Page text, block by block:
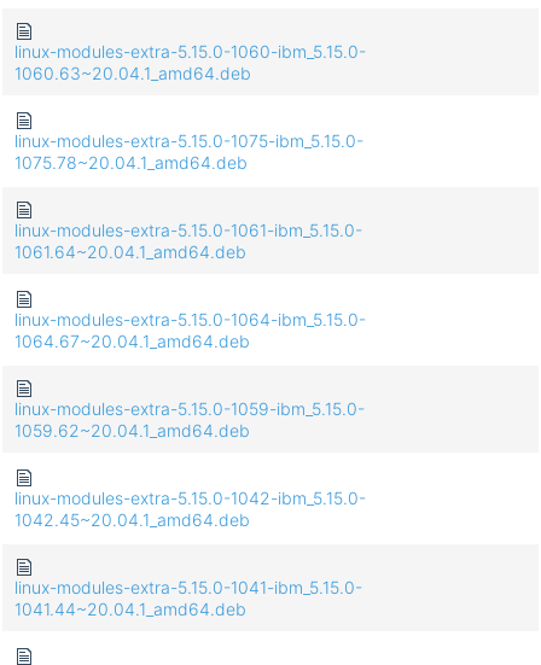
linux-modules-extra-5.15.0-1060-ibm_5.15.0-
1060.63~20.04.1_amd64.deb
linux-modules-extra-5.15.0-1075-ibm_5.15.0-
1075.78~20.04.1_amd64.deb
linux-modules-extra-5.15.0-1061-ibm_5.15.0-
1061.64~20.04.1_amd64.deb
linux-modules-extra-5.15.0-1064-ibm_5.15.0-
1064.67~20.04.1_amd64.deb
linux-modules-extra-5.15.0-1059-ibm_5.15.0-
1059.62~20.04.1_amd64.deb
linux-modules-extra-5.15.0-1042-ibm_5.15.0-
1042.45~20.04.1_amd64.deb
linux-modules-extra-5.15.0-1041-ibm_5.15.0-
1041.44~20.04.1_amd64.deb